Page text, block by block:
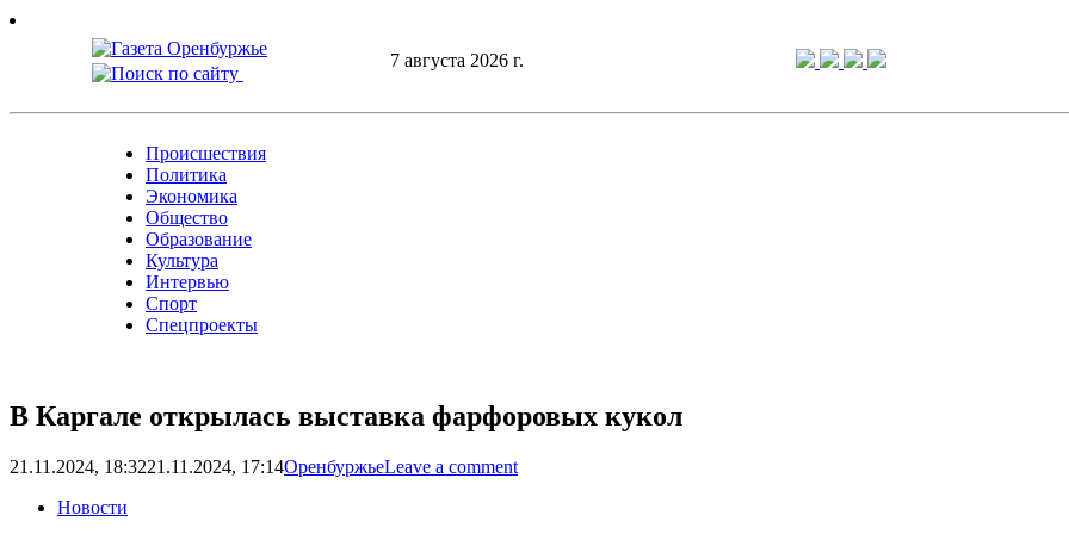
Skip
7 августа 2026 г.
Происшествия
Политика
Экономика
Общество
Образование
Культура
Интервью
Спорт
Спецпроекты
В Каргале открылась выставка фарфоровых кукол
21.11.2024, 18:3221.11.2024, 17:14ОренбуржьеLeave a comment
Новости